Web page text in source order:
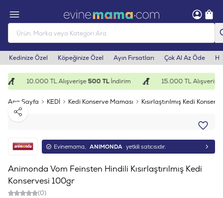
Kedinize Özel Köpeğinize Özel Ayın Fırsatları Çok Al Az Öde
10.000 TL Alışverişe500 TLİndirim 15.000 TL Alışverişe
Ana Sayfa KEDİ Kedi Konserve Maması
Kısırlaştırılmış Kedi
Paylaş
Evinemama, ANIMONDA yetkili satıcısıdır.
Animonda Vom Feinsten Hindili Kısırlaştırılmış Kedi
Konservesi 100gr
(0)